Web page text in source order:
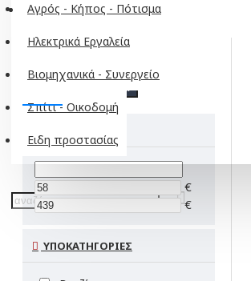
Αγρός - Κήπος - Πότισμα
Ηλεκτρικά Εργαλεία
Βιομηχανικά - Συνεργείο
Σπίτι - Οικοδομή
Ειδη προστασίας
Ψαλίδι μπορντούρας
ΦΙΛΤΡΑ
€
€
ΥΠΟΚΑΤΗΓΟΡΙΕΣ